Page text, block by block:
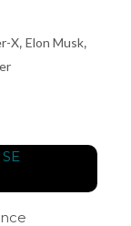
X, Elon Musk,